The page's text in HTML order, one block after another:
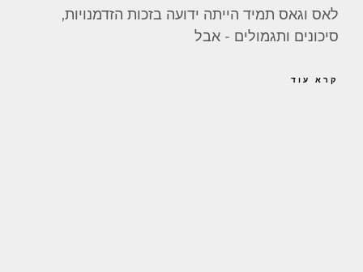
לאס וגאס תמיד הייתה ידועה בזכות הזדמנויות,
סיכונים ותגמולים - אבל
קרא עוד